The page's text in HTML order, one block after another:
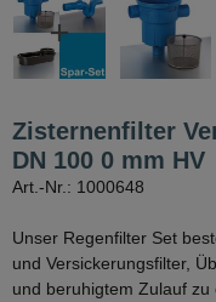
Zisternenfilter
DN 100 0 mm HV
Art.-Nr.: 1000648
Unser Regenfilter Set
und Versickerungsfilter,
und beruhigtem Zulauf